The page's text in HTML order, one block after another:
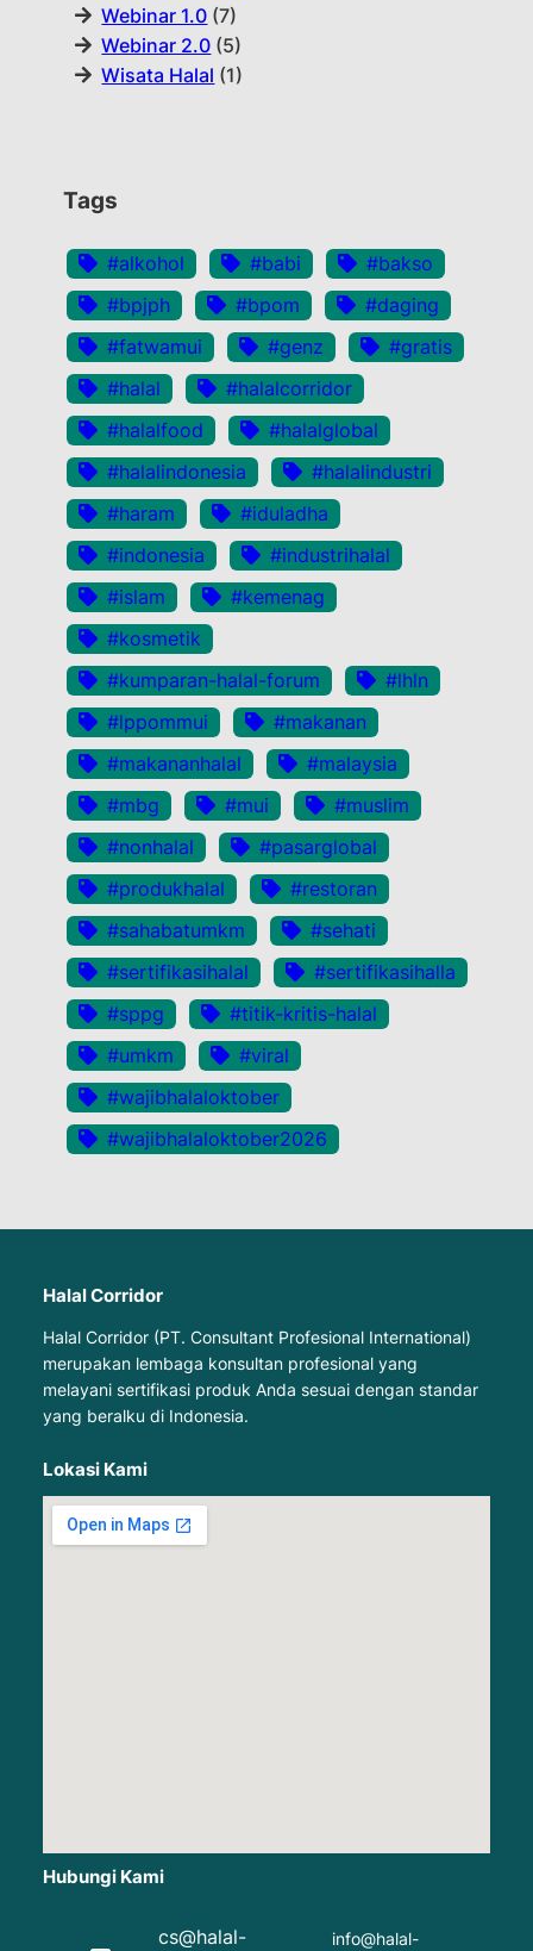
Webinar 1.0 (7)
Webinar 2.0 (5)
Wisata Halal (1)
Tags
#alkohol #babi
#bakso
#bpjph
#bpom
#daging
#fatwamui
#genz
#gratis
#halal
#halalcorridor
#halalfood
#halalglobal
#halalindonesia
#halalindustri
#haram
#iduladha
#indonesia
#industrihalal
#islam
#kemenag
#kosmetik
#kumparan-halal-forum
#lhln
#lppommui
#makanan
#makananhalal
#malaysia
#mbg
#mui
#muslim
#nonhalal
#pasarglobal
#produkhalal
#restoran
#sahabatumkm
#sehati
#sertifikasihalal
#sertifikasihalla
#sppg
#titik-kritis-halal
#umkm
#viral
#wajibhalaloktober
#wajibhalaloktober2026
Halal Corridor
Halal Corridor (PT. Consultant Profesional International)
merupakan lembaga konsultan profesional yang
melayani sertifikasi produk Anda sesuai dengan standar
yang beralku di Indonesia.
Lokasi Kami
Hubungi Kami
cs@halal- info@halal-